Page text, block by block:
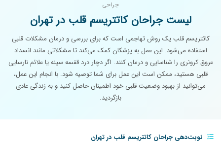
جراحی
لیست جراحان کاتتریسم قلب در تهران
کاتتریسم قلب یک روش تهاجمی است که برای بررسی و درمان مشکلات قلبی
استفاده می‌شود. این عمل به پزشکان کمک می‌کند تا مشکلاتی مانند انسداد
عروق کرونری را شناسایی و درمان کنند. اگر دچار درد قفسه سینه یا علائم نارسایی
قلبی هستید، ممکن است این عمل برای شما توصیه شود. با انجام این عمل،
می‌توانید از بهبود وضعیت قلبی خود اطمینان حاصل کنید و به زندگی عادی
بازگردید.
نوبت‌دهی جراحان کاتتریسم قلب در تهران